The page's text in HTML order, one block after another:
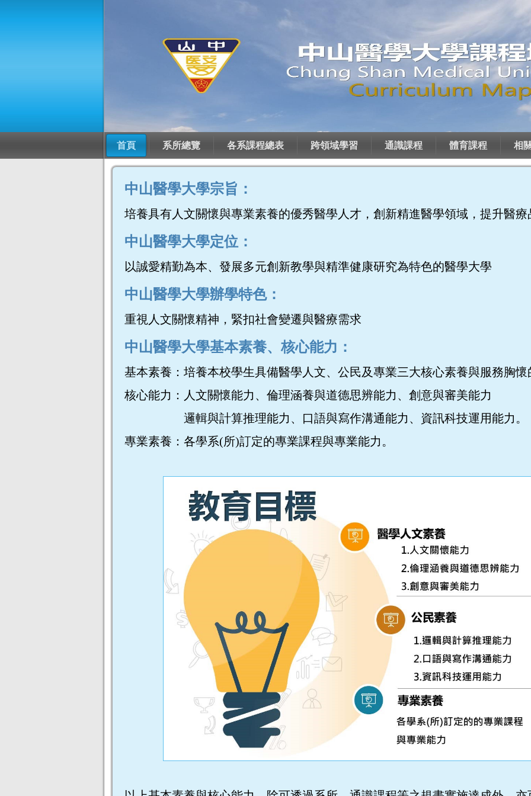
首頁 系所總覽 各系課程總表 跨領域學習 通識課程 體育課程 相
中山醫學大學宗旨：
培養具有人文關懷與專業素養的優秀醫學人才，創新精進醫學領域，提升醫
中山醫學大學定位：
以誠愛精勤為本、發展多元創新教學與精準健康研究為特色的醫學大學
中山醫學大學辦學特色：
重視人文關懷精神，緊扣社會變遷與醫療需求
中山醫學大學基本素養、核心能力：
基本素養：培養本校學生具備醫學人文、公民及專業三大核心素養與服務胸懷
核心能力：人文關懷能力、倫理涵養與道德思辨能力、創意與審美能力
邏輯與計算推理能力、口語與寫作溝通能力、資訊科技運用能力。
專業素養：各學系(所)訂定的專業課程與專業能力。